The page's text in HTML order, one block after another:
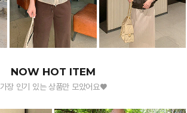
NOW HOT ITEM
가장 인기 있는 상품만 모았어요♥